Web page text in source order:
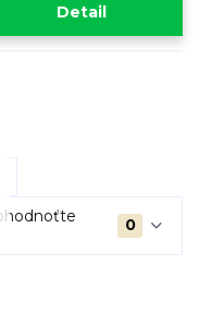
Detail
0